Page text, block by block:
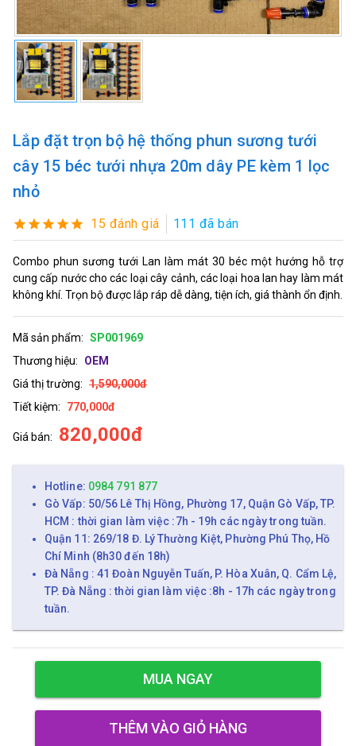
Lắp đặt trọn bộ hệ thống phun sương tưới
cây 15 béc tưới nhựa 20m dây PE kèm 1 lọc
nhỏ
15 đánh giá 111 đã bán
Combo phun sương tưới Lan làm mát 30 béc một hướng hỗ trợ
cung cấp nước cho các loại cây cảnh, các loại hoa lan hay làm mát
không khí. Trọn bộ được lắp ráp dễ dàng, tiện ích, giá thành ổn định.
Mã sản phẩm: SP001969
Thương hiệu:
OEM
Giá thị trường: 1,590,000đ
Tiết kiệm:
770,000đ
Giá bán: 820,000đ
Hotline: 0984 791 877
Gò Vấp: 50/56 Lê Thị Hồng, Phường 17, Quận Gò Vấp, TP.
HCM : thời gian làm việc :7h - 19h các ngày trong tuần.
Quận 11: 269/18 Đ. Lý Thường Kiệt, Phường Phú Thọ, Hồ
Chí Minh (8h30 đến 18h)
Đà Nẵng : 41 Đoàn Nguyễn Tuấn, P. Hòa Xuân, Q. Cẩm Lệ,
TP. Đà Nẵng : thời gian làm việc :8h - 17h các ngày trong
tuần.
MUA NGAY
THÊM VÀO GIỎ HÀNG